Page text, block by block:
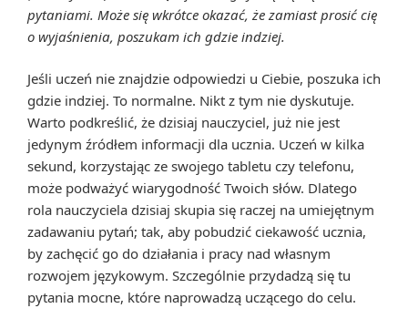
pytaniami. Może się wkrótce okazać, że zamiast prosić cię
o wyjaśnienia, poszukam ich gdzie indziej.
Jeśli uczeń nie znajdzie odpowiedzi u Ciebie, poszuka ich
gdzie indziej. To normalne. Nikt z tym nie dyskutuje.
Warto podkreślić, że dzisiaj nauczyciel, już nie jest
jedynym źródłem informacji dla ucznia. Uczeń w kilka
sekund, korzystając ze swojego tabletu czy telefonu,
może podważyć wiarygodność Twoich słów. Dlatego
rola nauczyciela dzisiaj skupia się raczej na umiejętnym
zadawaniu pytań; tak, aby pobudzić ciekawość ucznia,
by zachęcić go do działania i pracy nad własnym
rozwojem językowym. Szczególnie przydadzą się tu
pytania mocne, które naprowadzą uczącego do celu.